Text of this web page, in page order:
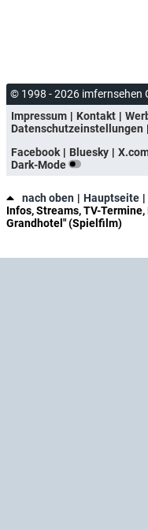
© 1998 - 2026 imfernsehen
Impressum
Kontakt
Datenschutzeinstellungen
Facebook
Bluesky
Dark-Mode
nach oben Hauptseite
Infos, Streams, TV-
Grandhotel" (Spielfilm)